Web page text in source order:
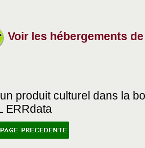
Voir les hébergements
produit culturel dans la
ERRdata